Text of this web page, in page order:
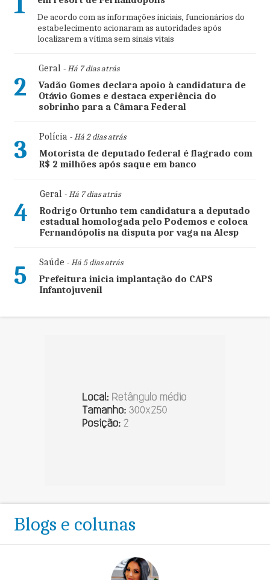
De acordo com as informações iniciais, funcionários do
estabelecimento acionaram as autoridades após
localizarem a vítima sem sinais vitais
2
Geral- Há 7 dias atrás
Vadão Gomes declara apoio à candidatura de
Otávio Gomes e destaca experiência do
sobrinho para a Câmara Federal
3 Polícia- Há 2 dias atrás
Motorista de deputado federal é flagrado com
R$ 2 milhões após saque em banco
4
Geral- Há 7 dias atrás
Rodrigo Ortunho tem candidatura a deputado
estadual homologada pelo Podemos e coloca
Fernandópolis na disputa por vaga na Alesp
5 Saúde - Há 5 dias atrás
Prefeitura inicia implantação do CAPS
Infantojuvenil
Blogs e colunas